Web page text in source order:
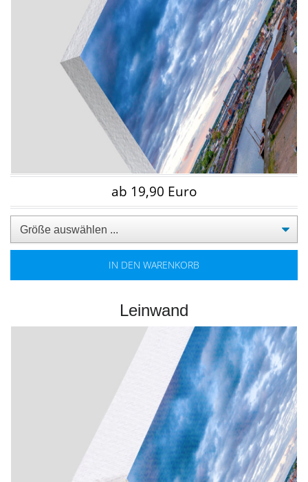
ab 19,90 Euro
IN DEN WARENKORB
Leinwand